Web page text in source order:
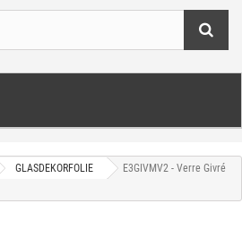
GLASDEKORFOLIE
E3GIVMV2 - Verre Givré